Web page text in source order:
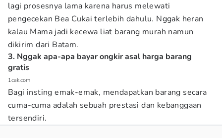
lagi prosesnya lama karena harus melewati
pengecekan Bea Cukai terlebih dahulu. Nggak heran
kalau Mama jadi kecewa liat barang murah namun
dikirim dari Batam.
3. Nggak apa-apa bayar ongkir asal harga barang
gratis
1cak.com
Bagi insting emak-emak, mendapatkan barang secara
cuma-cuma adalah sebuah prestasi dan kebanggaan
tersendiri.